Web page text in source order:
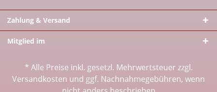
Zahlung & Versand
Mitglied im
* Alle Preise inkl. gesetzl. Mehrwertsteuer zzgl.
Versandkosten und ggf. Nachnahmegebühren, wenn